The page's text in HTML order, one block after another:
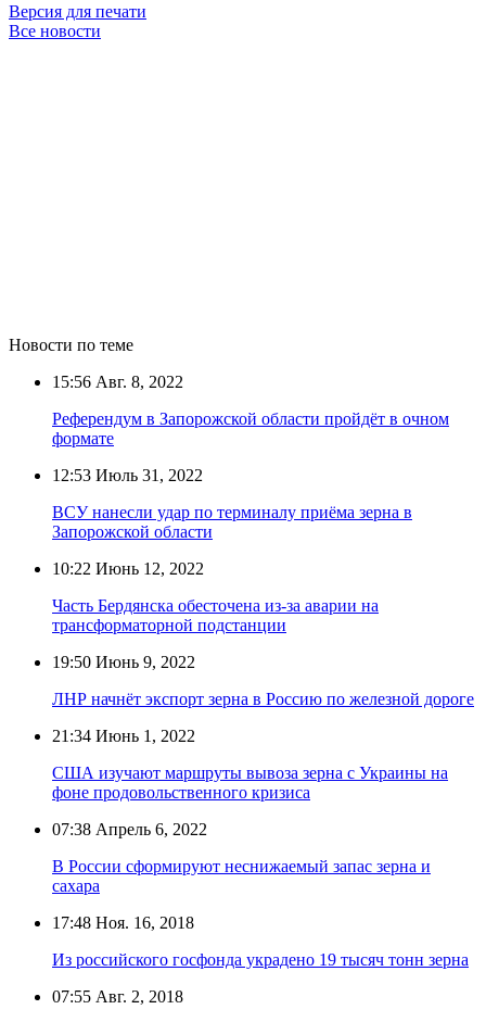
Версия для печати
Все новости
Новости по теме
15:56 Авг. 8, 2022
Референдум в Запорожской области пройдёт в очном
формате
12:53 Июль 31, 2022
ВСУ нанесли удар по терминалу приёма зерна в
Запорожской области
10:22 Июнь 12, 2022
Часть Бердянска обесточена из-за аварии на
трансформаторной подстанции
19:50 Июнь 9, 2022
ЛНР начнёт экспорт зерна в Россию по железной дороге
21:34 Июнь 1, 2022
США изучают маршруты вывоза зерна с Украины на
фоне продовольственного кризиса
07:38 Апрель 6, 2022
В России сформируют неснижаемый запас зерна и
сахара
17:48 Ноя. 16, 2018
Из российского госфонда украдено 19 тысяч тонн зерна
07:55 Авг. 2, 2018